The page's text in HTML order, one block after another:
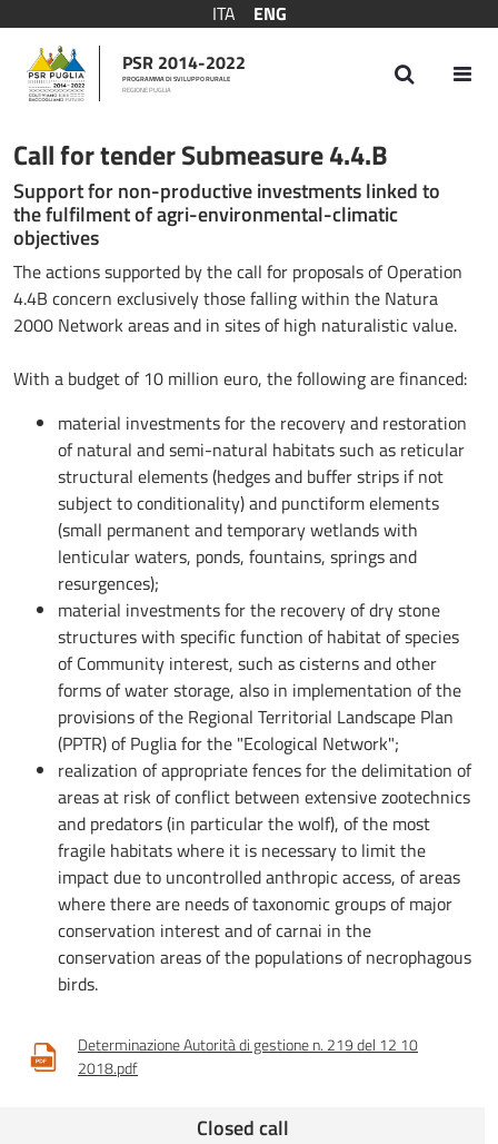
ITA
ENG
PSR 2014-2022
PROGRAMMA DI SVILUPPO RURALE
REGIONE PUGLIA
Bando Sottomisura 4.4.B
Call for tender Submeasure 4.4.B
Support for non-productive investments linked to
the fulfilment of agri-environmental-climatic
objectives
The actions supported by the call for proposals of Operation
4.4B concern exclusively those falling within the Natura
2000 Network areas and in sites of high naturalistic value.
With a budget of 10 million euro, the following are financed:
material investments for the recovery and restoration
of natural and semi-natural habitats such as reticular
structural elements (hedges and buffer strips if not
subject to conditionality) and punctiform elements
(small permanent and temporary wetlands with
lenticular waters, ponds, fountains, springs and
resurgences);
material investments for the recovery of dry stone
structures with specific function of habitat of species
of Community interest, such as cisterns and other
forms of water storage, also in implementation of the
provisions of the Regional Territorial Landscape Plan
(PPTR) of Puglia for the "Ecological Network";
realization of appropriate fences for the delimitation of
areas at risk of conflict between extensive zootechnics
and predators (in particular the wolf), of the most
fragile habitats where it is necessary to limit the
impact due to uncontrolled anthropic access, of areas
where there are needs of taxonomic groups of major
conservation interest and of carnai in the
conservation areas of the populations of necrophagous
birds.
Determinazione Autorità di gestione n. 219 del 12 10
2018.pdf
Closed call